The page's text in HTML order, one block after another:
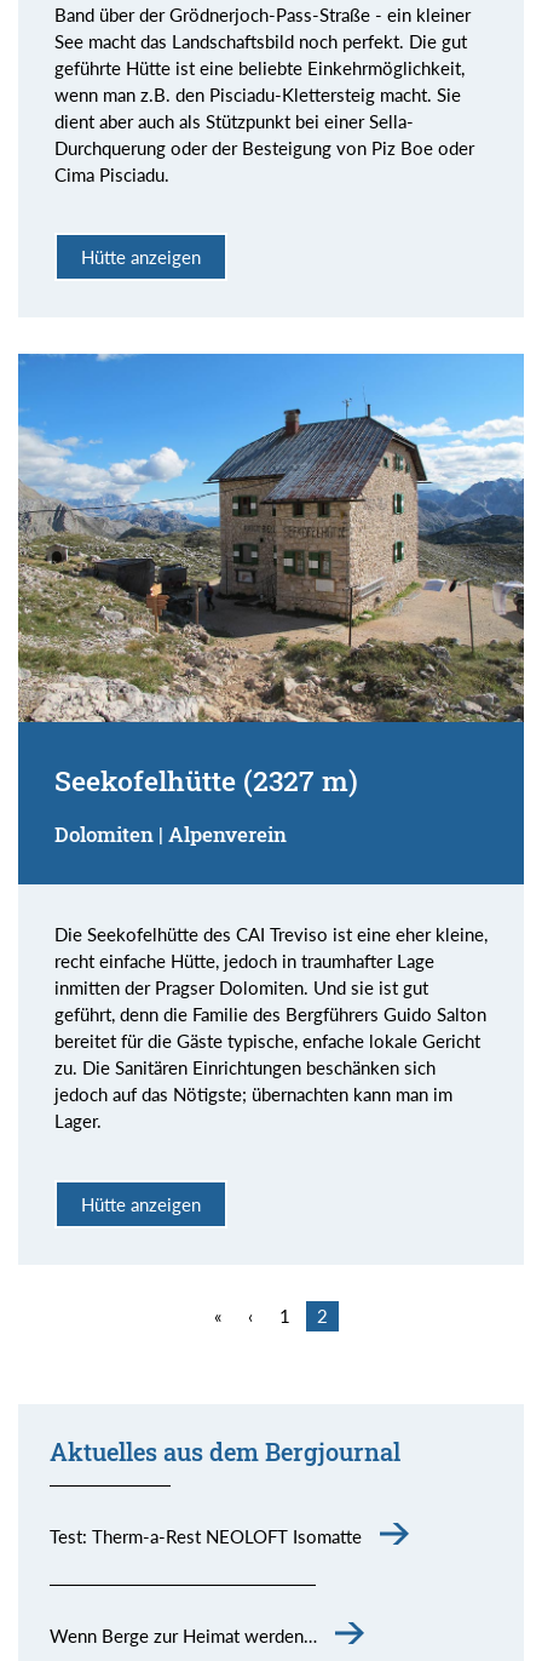
Band über der Grödnerjoch-Pass-Straße - ein kleiner
See macht das Landschaftsbild noch perfekt. Die gut
geführte Hütte ist eine beliebte Einkehrmöglichkeit,
wenn man z.B. den Pisciadu-Klettersteig macht. Sie
dient aber auch als Stützpunkt bei einer Sella-
Durchquerung oder der Besteigung von Piz Boe oder
Cima Pisciadu.
Hütte anzeigen
Seekofelhütte (2327 m)
Dolomiten | Alpenverein
Die Seekofelhütte des CAI Treviso ist eine eher kleine,
recht einfache Hütte, jedoch in traumhafter Lage
inmitten der Pragser Dolomiten. Und sie ist gut
geführt, denn die Familie des Bergführers Guido Salton
bereitet für die Gäste typische, enfache lokale Gericht
zu. Die Sanitären Einrichtungen beschänken sich
jedoch auf das Nötigste; übernachten kann man im
Lager.
Hütte anzeigen
« ‹ 1 2
Aktuelles aus dem Bergjournal
Test: Therm-a-Rest NEOLOFT Isomatte
Wenn Berge zur Heimat werden…